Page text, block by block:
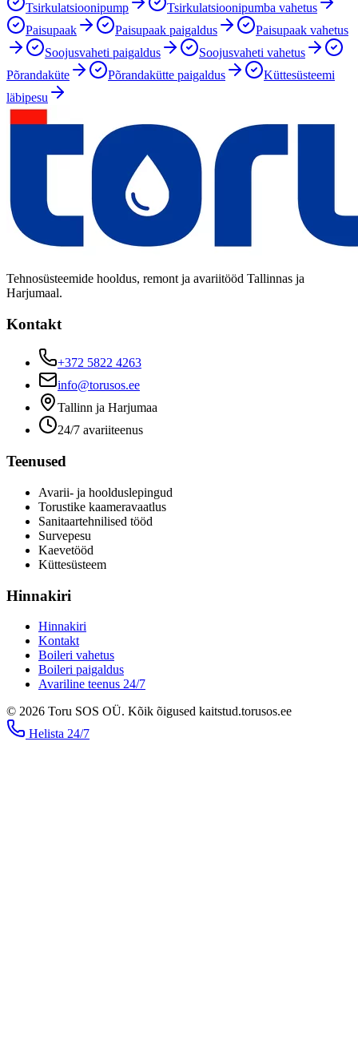
Tsirkulatsioonipump
Tsirkulatsioonipumba vahetus
Paisupaak
Paisupaak paigaldus
Paisupaak vahetus
Soojusvaheti paigaldus
Soojusvaheti vahetus
Põrandaküte
Põrandakütte paigaldus
Küttesüsteemi
läbipesu
Tehnosüsteemide hooldus, remont ja avariitööd Tallinnas ja
Harjumaal.
Kontakt
+372 5822 4263
info@torusos.ee
Tallinn ja Harjumaa
24/7 avariiteenus
Teenused
Avarii- ja hoolduslepingud
Torustike kaameravaatlus
Sanitaartehnilised tööd
Survepesu
Kaevetööd
​Küttesüsteem
Hinnakiri
Hinnakiri
Kontakt
Boileri vahetus
Boileri paigaldus
Avariline teenus 24/7
© 2026 Toru SOS OÜ. Kõik õigused kaitstud.torusos.ee
Helista 24/7